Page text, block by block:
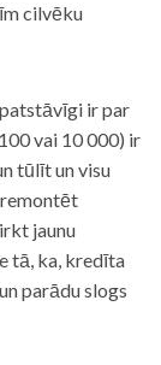
cilvēku
ir par
vai 10 000) ir
tūlīt un visu
jaunu
tā, ka, kredīta
parādu slogs